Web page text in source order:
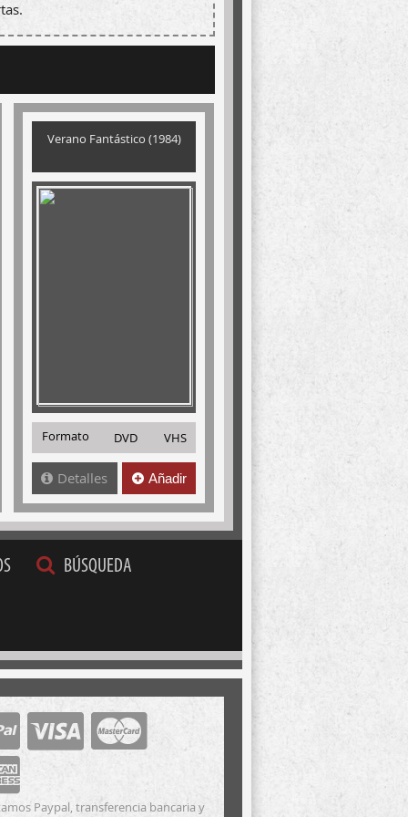
Verano Fantástico (1984)
Formato DVD VHS
Detalles Añadir
BÚSQUEDA
Paypal, transferencia bancaria y